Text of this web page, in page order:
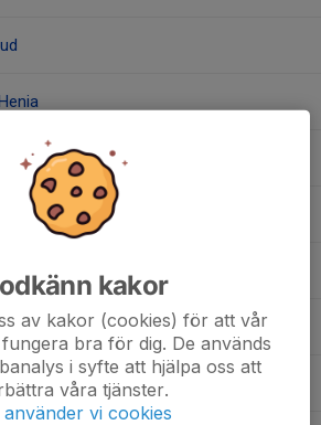
kakor
av kakor (cookies) för att vår
bra för dig. De används
i syfte att hjälpa oss att
våra tjänster.
använder vi cookies